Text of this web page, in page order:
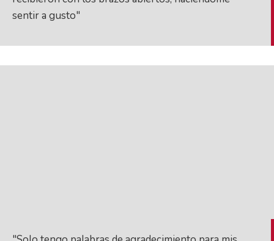
sentir a gusto"